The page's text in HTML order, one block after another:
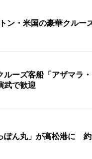
ン・米国の豪華クル
ルーズ客船「アザマラ
武で歓迎
ぽん丸」が高松港に